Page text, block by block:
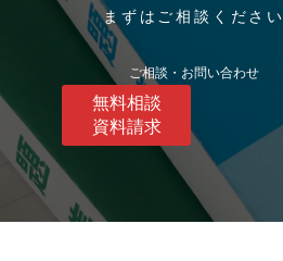
まずはご相談ください
ご相談・お問い合わせ
無料相談
資料請求